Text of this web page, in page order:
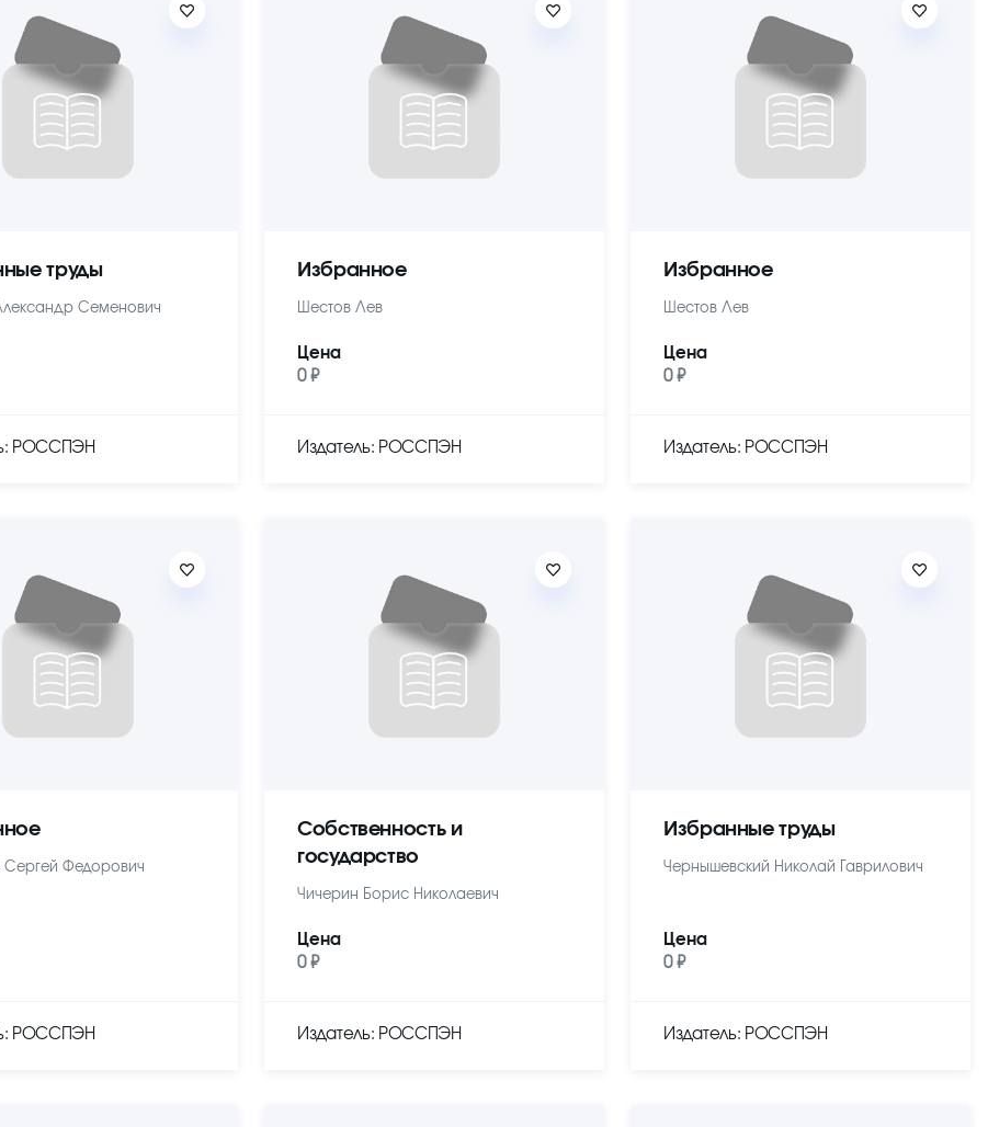
труды
Семенович
РОССПЭН
Избранное
Шестов Лев
Цена
0 ₽
Издатель: РОССПЭН
Избранное
Шестов Лев
Цена
0 ₽
Издатель: РОССПЭН
Федорович
РОССПЭН
Собственность и
государство
Чичерин Борис Николаевич
Цена
0 ₽
Издатель: РОССПЭН
Избранные труды
Чернышевский Николай Гаврилович
Цена
0 ₽
Издатель: РОССПЭН